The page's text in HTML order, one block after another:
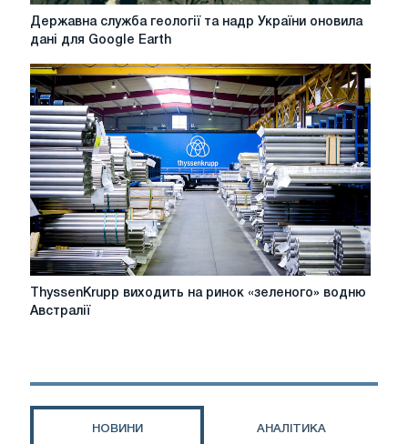
Державна
служба
та
надр
України
оновила
дані
для
Google
Earth
Державна служба геології та надр України оновила
дані для Google Earth
ThyssenKrupp
виходить
водню
ThyssenKrupp виходить на ринок «зеленого» водню
Австралії
НОВИНИ АНАЛІТИКА